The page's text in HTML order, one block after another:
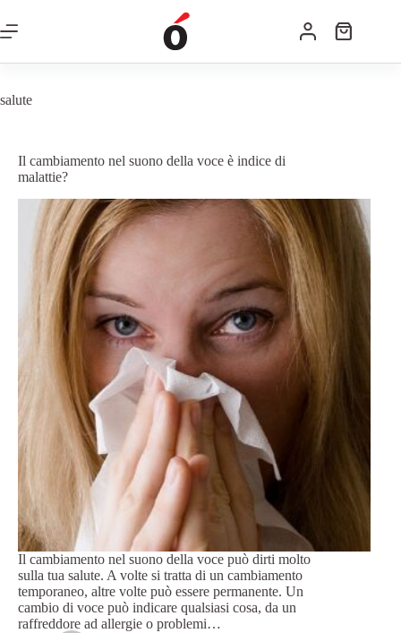
salute
Il cambiamento nel suono della voce è indice di
malattie?
Il cambiamento nel suono della voce può dirti molto
sulla tua salute. A volte si tratta di un cambiamento
temporaneo, altre volte può essere permanente. Un
cambio di voce può indicare qualsiasi cosa, da un
raffreddore ad allergie o problemi…